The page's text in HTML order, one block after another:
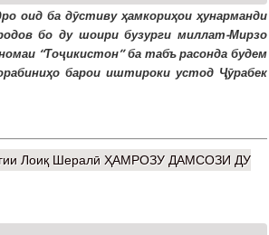
оид ба дӯстиву ҳамкориҳои ҳунарманди
бо ду шоири бузурги миллат-Мирзо
“Тоҷикистон” ба табъ расонда будем
барои иштироки устод Ҷӯрабек
Лоиқ Шералӣ ҲАМРОЗУ ДАМСОЗИ ДУ